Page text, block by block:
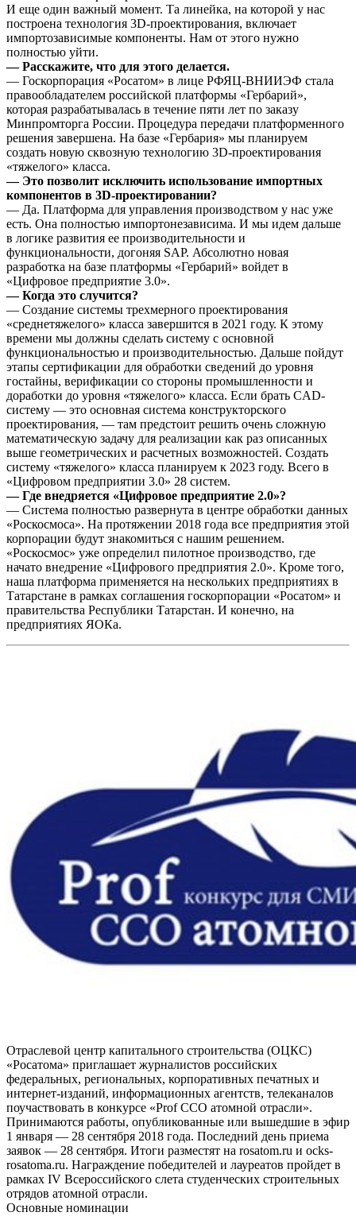
И еще один важный момент. Та линейка, на которой у нас
построена технология 3D-проектирования, включает
импортозависимые компоненты. Нам от этого нужно
полностью уйти.
— Расскажите, что для этого делается.
— Госкорпорация «Росатом» в лице РФЯЦ-ВНИИЭФ стала
правообладателем российской платформы «Гербарий»,
которая разрабатывалась в течение пяти лет по заказу
Минпромторга России. Процедура передачи платформенного
решения завершена. На базе «Гербария» мы планируем
создать новую сквозную технологию 3D-проектирования
«тяжелого» класса.
— Это позволит исключить использование импортных
компонентов в 3D-проектировании?
— Да. Платформа для управления производством у нас уже
есть. Она полностью импортонезависима. И мы идем дальше
в логике развития ее производительности и
функциональности, догоняя SAP. Абсолютно новая
разработка на базе платформы «Гербарий» войдет в
«Цифровое предприятие 3.0».
— Когда это случится?
— Создание системы трехмерного проектирования
«среднетяжелого» класса завершится в 2021 году. К этому
времени мы должны сделать систему с основной
функциональностью и производительностью. Дальше пойдут
этапы сертификации для обработки сведений до уровня
гостайны, верификации со стороны промышленности и
доработки до уровня «тяжелого» класса. Если брать CAD-
систему — это основная система конструкторского
проектирования, — там предстоит решить очень сложную
математическую задачу для реализации как раз описанных
выше геометрических и расчетных возможностей. Создать
систему «тяжелого» класса планируем к 2023 году. Всего в
«Цифровом предприятии 3.0» 28 систем.
— Где внедряется «Цифровое предприятие 2.0»?
— Система полностью развернута в центре обработки данных
«Роскосмоса». На протяжении 2018 года все предприятия этой
корпорации будут знакомиться с нашим решением.
«Роскосмос» уже определил пилотное производство, где
начато внедрение «Цифрового предприятия 2.0». Кроме того,
наша платформа применяется на нескольких предприятиях в
Татарстане в рамках соглашения госкорпорации «Росатом» и
правительства Республики Татарстан. И конечно, на
предприятиях ЯОКа.
Отраслевой центр капитального строительства (ОЦКС)
«Росатома» приглашает журналистов российских
федеральных, региональных, корпоративных печатных и
интернет-изданий, информационных агентств, телеканалов
поучаствовать в конкурсе «Prof ССО атомной отрасли».
Принимаются работы, опубликованные или вышедшие в эфир
1 января — 28 сентября 2018 года. Последний день приема
заявок — 28 сентября. Итоги разместят на rosatom.ru и ocks-
rosatoma.ru. Награждение победителей и лауреатов пройдет в
рамках IV Всероссийского слета студенческих строительных
отрядов атомной отрасли.
Основные номинации